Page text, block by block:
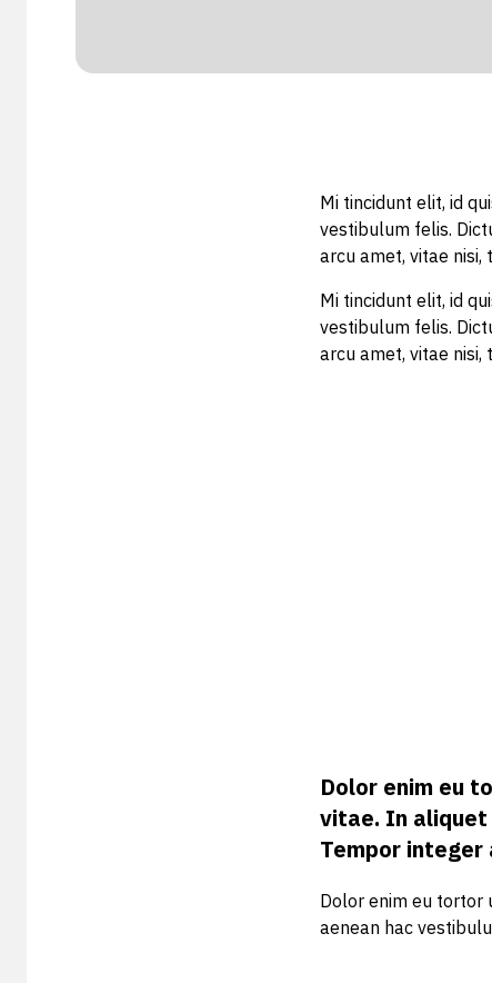
Mi tincidunt elit, id
vestibulum felis.
arcu amet, vitae nisi,
Mi tincidunt elit, id
vestibulum felis.
arcu amet, vitae nisi,
Dolor enim eu
vitae. In aliquet
Tempor
Dolor enim eu tortor
aenean hac